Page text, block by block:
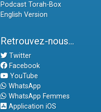
Podcast Torah-Box
English Version
Retrouvez-nous...
Twitter
Facebook
YouTube
WhatsApp
WhatsApp Femmes
Application iOS